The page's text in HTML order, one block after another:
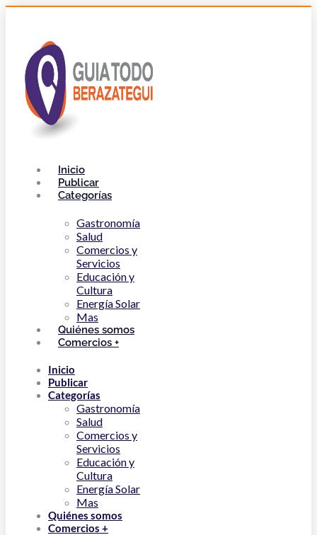
Inicio
Publicar
Categorías
Gastronomía
Salud
Comercios y
Servicios
Educación y
Cultura
Energía Solar
Mas
Quiénes somos
Comercios +
Inicio
Publicar
Categorías
Gastronomía
Salud
Comercios y
Servicios
Educación y
Cultura
Energía Solar
Mas
Quiénes somos
Comercios +